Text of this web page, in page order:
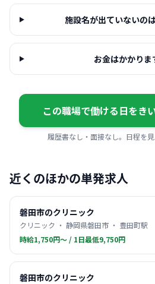
施設名が出ていないの
お金はかかりま
この職場で働ける日をき
履歴書なし・面接なし。日程を
近くのほかの単発求人
磐田市のクリニック
クリニック ・ 静岡県磐田市 ・ 豊田町駅
時給1,750円〜 / 1日最低9,750円
磐田市のクリニック